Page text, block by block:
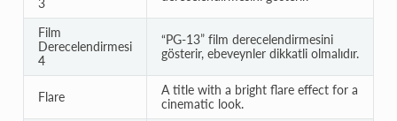
3
Film
Derecelendirmesi
4
“PG-13” film derecelendirmesini
gösterir, ebeveynler dikkatli olmalıdır.
Flare
A title with a bright flare effect for a
cinematic look.